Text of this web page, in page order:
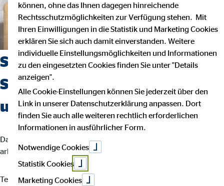
Suchst du einen Job, der
Sicherheit, Selbstbestimmung
und Flexibilität vereint?
Dann bist du bei uns richtig. Wir glauben, dass man am besten
arbeitet, wenn man seinem eigenen Rhythmus folgt.
Teamarbeit und intensiver Austausch sind für uns der Schlüssel
können, ohne das Ihnen dagegen hinreichende
Rechtsschutzmöglichkeiten zur Verfügung stehen. Mit
Ihren Einwilligungen in die Statistik und Marketing Cookies
erklären Sie sich auch damit einverstanden. Weitere
individuelle Einstellungsmöglichkeiten und Informationen
zu den eingesetzten Cookies finden Sie unter "Details
anzeigen".
Alle Cookie-Einstellungen können Sie jederzeit über den
Link in unserer Datenschutzerklärung anpassen. Dort
finden Sie auch alle weiteren rechtlich erforderlichen
Informationen in ausführlicher Form.
Notwendige Cookies
Statistik Cookies
Marketing Cookies